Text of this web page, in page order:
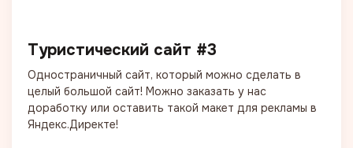
Туристический сайт #3
Одностраничный сайт, который можно сделать в
целый большой сайт! Можно заказать у нас
доработку или оставить такой макет для рекламы в
Яндекс.Директе!